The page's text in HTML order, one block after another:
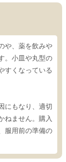
や、薬を飲みや
。小皿や丸型の
すくなっている
にもなり、適切
ねません。購入
服用前の準備の